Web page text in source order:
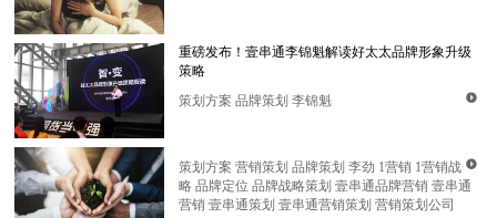
策略
策划方案 品牌策划 李锦魁
策划方案 营销策划 品牌策划 李劲 1营销
略 品牌定位 品牌战略策划 壹串通品牌营销
营销 壹串通策划 壹串通营销策划 营销策划公司